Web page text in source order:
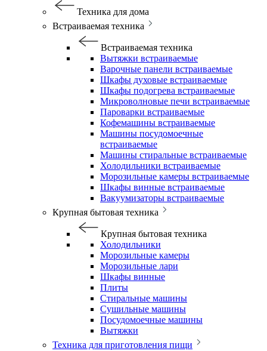
Техника для дома
Встраиваемая техника
Встраиваемая техника
Вытяжки встраиваемые
Варочные панели встраиваемые
Шкафы духовые встраиваемые
Шкафы подогрева встраиваемые
Микроволновые печи встраиваемые
Пароварки встраиваемые
Кофемашины встраиваемые
Машины посудомоечные
встраиваемые
Машины стиральные встраиваемые
Холодильники встраиваемые
Морозильные камеры встраиваемые
Шкафы винные встраиваемые
Вакуумизаторы встраиваемые
Крупная бытовая техника
Крупная бытовая техника
Холодильники
Морозильные камеры
Морозильные лари
Шкафы винные
Плиты
Стиральные машины
Сушильные машины
Посудомоечные машины
Вытяжки
Техника для приготовления пищи